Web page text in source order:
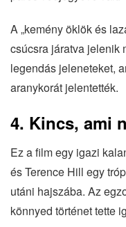
A „kemény öklök és
csúcsra járatva jelenik
legendás jeleneteket,
aranykorát jelentették.
4. Kincs, ami
Ez a film egy igazi
és Terence Hill egy
utáni hajszába. Az
könnyed történet tette